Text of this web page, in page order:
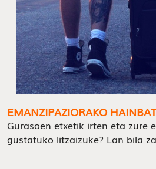
EMANZIPAZIORAKO
Gurasoen etxetik irten eta zure
gustatuko litzaizuke? Lan bila